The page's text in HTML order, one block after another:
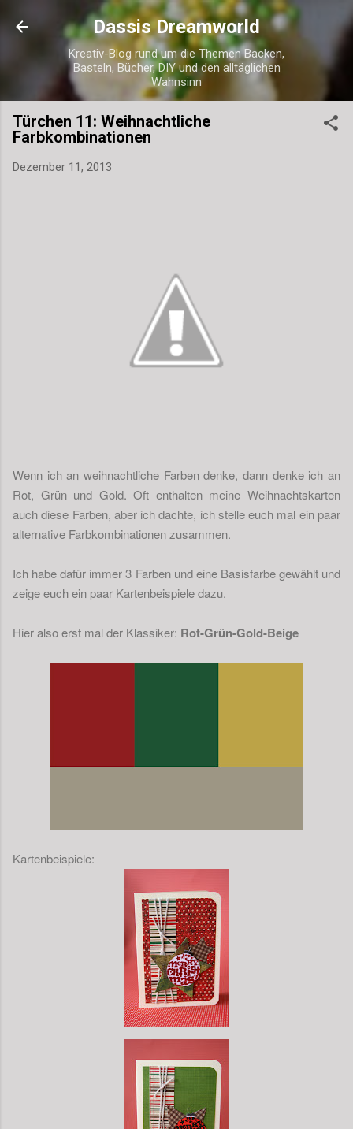
Direkt zum Hauptbereich
Dassis Dreamworld
Kreativ-Blog rund um die Themen Backen,
Basteln, Bücher, DIY und den alltäglichen
Wahnsinn
Türchen 11: Weihnachtliche
Farbkombinationen
Dezember 11, 2013
Wenn ich an weihnachtliche Farben denke, dann denke ich an
Rot, Grün und Gold. Oft enthalten meine Weihnachtskarten
auch diese Farben, aber ich dachte, ich stelle euch mal ein paar
alternative Farbkombinationen zusammen.
Ich habe dafür immer 3 Farben und eine Basisfarbe gewählt und
zeige euch ein paar Kartenbeispiele dazu.
Hier also erst mal der Klassiker: Rot-Grün-Gold-Beige
Kartenbeispiele: